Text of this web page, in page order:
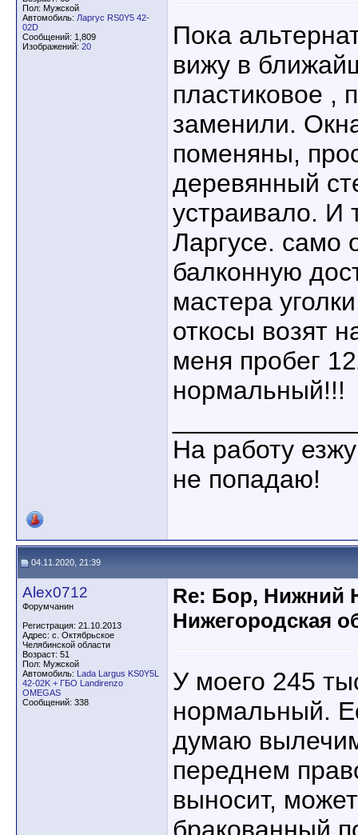
Пол: Мужской
Автомобиль: Ларгус RS0Y5 42-
02D
Сообщений: 1,809
Изображений: 20
Пока
вижу в
пластиковое ,
заменили.
поменяны,
деревянный
устраивало. И
Ларгусе. само
балконную
мастера
откосы возят
меня пробег
нормальный!!!
На работу
не попадаю!
04.11.2020, 21:39
Alex0712
Форумчанин
Регистрация: 21.10.2013
Адрес: с. Октябрьское
Челябинской области
Возраст: 51
Пол: Мужской
Автомобиль: Lada Largus KS0Y5L
42-02K + ГБО Landirenzo
OMEGAS
Сообщений: 338
Re: Бор, Нижний
Нижегородская
У моего 245
нормальный.
думаю
переднем
выносит,